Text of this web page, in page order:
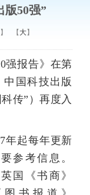
版50强”
】 【大】
强报告》在第
国科技出版
传”）再度入
年起每年更新
参考信息。
国《书商》